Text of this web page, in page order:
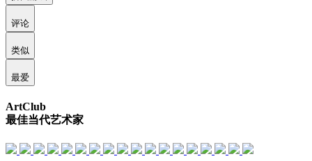
评论
类似
最爱
ArtClub
最佳当代艺术家